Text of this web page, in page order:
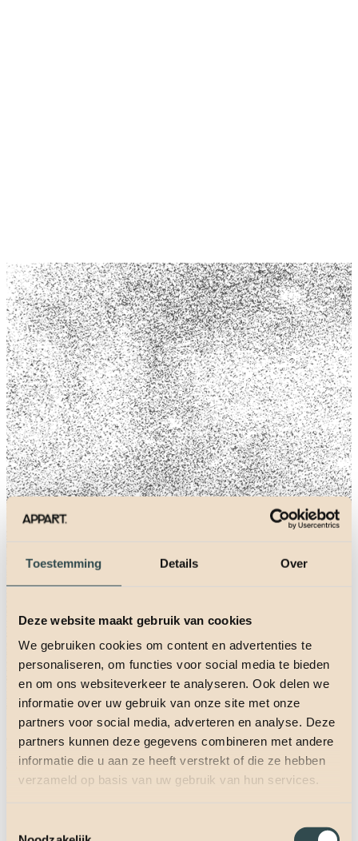
Toestemming Details Over
Deze website maakt gebruik van cookies
We gebruiken cookies om content en advertenties te
personaliseren, om functies voor social media te bieden
en om ons websiteverkeer te analyseren. Ook delen we
informatie over uw gebruik van onze site met onze
partners voor social media, adverteren en analyse. Deze
partners kunnen deze gegevens combineren met andere
informatie die u aan ze heeft verstrekt of die ze hebben
verzameld op basis van uw gebruik van hun services.